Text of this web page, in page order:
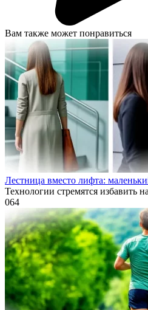
Вам также может понравиться
Лестница вместо лифта:
Технологии стремятся избавить
064